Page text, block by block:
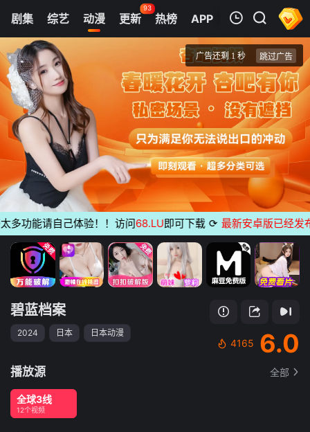
剧集 综艺 动漫 更新
93
热榜 APP
第01集
碧蓝档案 The Animation
清空
请自己体验！！访问 68.LU即可下载 ⟳ 最新安卓版已经发布无
碧蓝档案
2024 日本 日本动漫
4165 6.0
播放源 全部
全球3线
12个视频